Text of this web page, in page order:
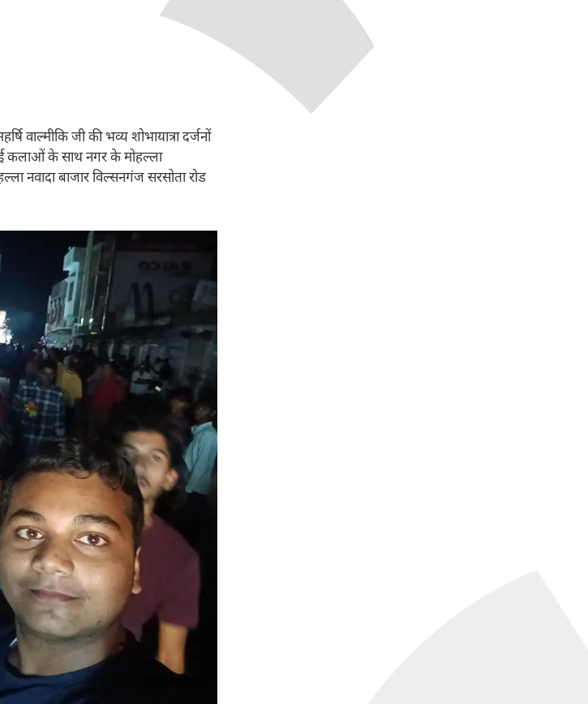
वाल्मीकि जी की भव्य शोभायात्रा दर्जनों
कलाओं के साथ नगर के मोहल्ला
नवादा बाजार विल्सनगंज सरसोता रोड